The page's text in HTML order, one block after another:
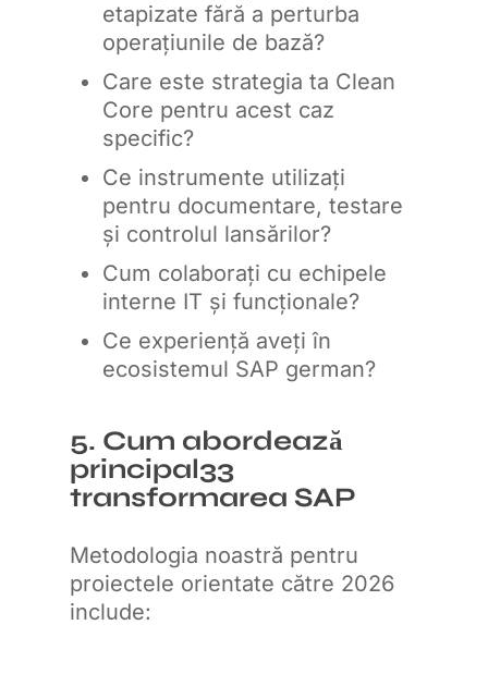
etapizate fără a perturba
operațiunile de bază?
Care este strategia ta Clean
Core pentru acest caz
specific?
Ce instrumente utilizați
pentru documentare, testare
și controlul lansărilor?
Cum colaborați cu echipele
interne IT și funcționale?
Ce experiență aveți în
ecosistemul SAP german?
5. Cum abordează
principal33
transformarea SAP
Metodologia noastră pentru
proiectele orientate către 2026
include: